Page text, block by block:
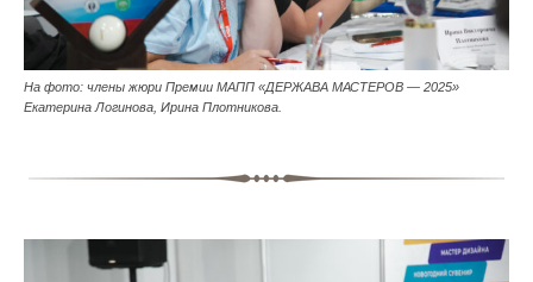
На фото: члены жюри Премии МАПП «ДЕРЖАВА МАСТЕРОВ — 2025»
Екатерина Логинова, Ирина Плотникова.